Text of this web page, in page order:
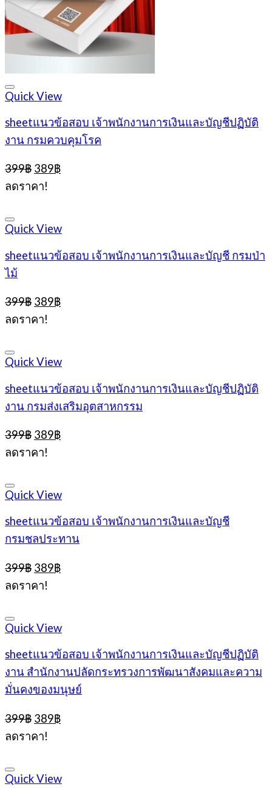
Quick View
sheetแนวข้อสอบ เจ้าพนักงานการเงินและบัญชีปฏิบัติ
งาน กรมควบคุมโรค
399฿ Original
price
was:
389฿Current
ลดราคา!
Quick View
sheetแนวข้อสอบ เจ้าพนักงานการเงินและบัญชี กรมป่า
ไม้
399฿ Original
price
was:
389฿Current
ลดราคา!
Quick View
sheetแนวข้อสอบ เจ้าพนักงานการเงินและบัญชีปฏิบัติ
งาน กรมส่งเสริมอุตสาหกรรม
399฿ Original
price
was:
389฿Current
ลดราคา!
Quick View
sheetแนวข้อสอบ เจ้าพนักงานการเงินและบัญชี
กรมชลประทาน
399฿ Original
price
was:
389฿Current
ลดราคา!
Quick View
sheetแนวข้อสอบ เจ้าพนักงานการเงินและบัญชีปฏิบัติ
งาน สำนักงานปลัดกระทรวงการพัฒนาสังคมและความ
มั่นคงของมนุษย์
399฿ Original
price
was:
389฿Current
ลดราคา!
Quick View